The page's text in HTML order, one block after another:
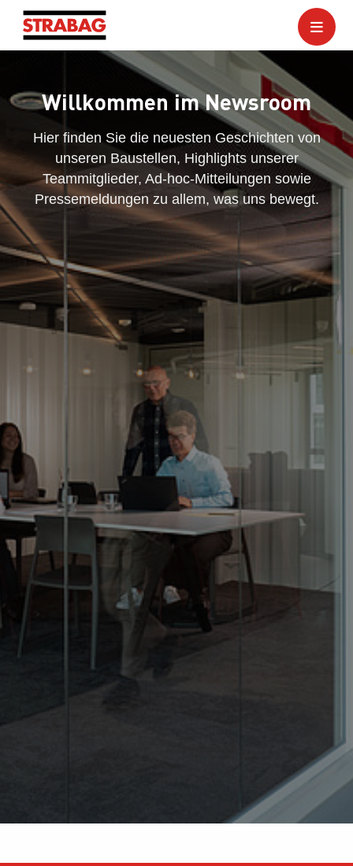
Willkommen im Newsroom
Hier finden Sie die neuesten Geschichten von
unseren Baustellen, Highlights unserer
Teammitglieder, Ad-hoc-Mitteilungen sowie
Pressemeldungen zu allem, was uns bewegt.